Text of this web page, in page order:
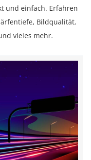
und einfach. Erfahren
Bildqualität,
vieles mehr.